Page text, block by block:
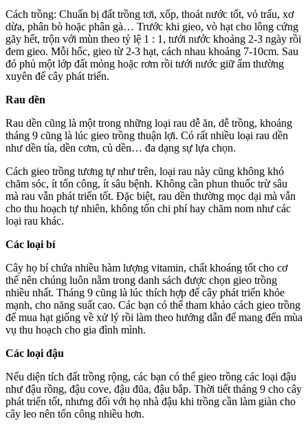
Cách trồng: Chuẩn bị đất trồng tơi, xốp, thoát nước tốt, vỏ trấu, xơ
dừa, phân bò hoặc phân gà… Trước khi gieo, vò hạt cho lông cứng
gãy hết, trộn với mùn theo tỷ lệ 1 : 1, tưới nước khoảng 2-3 ngày rồi
đem gieo. Mỗi hốc, gieo từ 2-3 hạt, cách nhau khoảng 7-10cm. Sau
đó phủ một lớp đất mỏng hoặc rơm rồi tưới nước giữ ẩm thường
xuyên để cây phát triển.
Rau dền
Rau dền cũng là một trong những loại rau dễ ăn, dễ trồng, khoảng
tháng 9 cũng là lúc gieo trồng thuận lợi. Có rất nhiều loại rau dền
như dền tía, dền cơm, củ dền… đa dạng sự lựa chọn.
Cách gieo trồng tương tự như trên, loại rau này cũng không khó
chăm sóc, ít tốn công, ít sâu bệnh. Không cần phun thuốc trừ sâu
mà rau vẫn phát triển tốt. Đặc biệt, rau dền thường mọc dại mà vẫn
cho thu hoạch tự nhiên, không tốn chi phí hay chăm nom như các
loại rau khác.
Các loại bí
Cây họ bí chứa nhiều hàm lượng vitamin, chất khoáng tốt cho cơ
thể nên chúng luôn nằm trong danh sách được chọn gieo trồng
nhiều nhất. Tháng 9 cũng là lúc thích hợp để cây phát triển khỏe
mạnh, cho năng suất cao. Các bạn có thể tham khảo cách gieo trồng
để mua hạt giống về xử lý rồi làm theo hướng dẫn để mang đến mùa
vụ thu hoạch cho gia đình mình.
Các loại đậu
Nếu diện tích đất trồng rộng, các bạn có thể gieo trồng các loại đậu
như đậu rồng, đậu cove, đậu đũa, đậu bắp. Thời tiết tháng 9 cho cây
phát triển tốt, nhưng đối với họ nhà đậu khi trồng cần làm giàn cho
cây leo nên tốn công nhiều hơn.